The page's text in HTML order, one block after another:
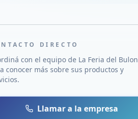
DIRECTO
con el equipo de La Feria del Bulon
conocer más sobre sus productos y
Llamar a la empresa